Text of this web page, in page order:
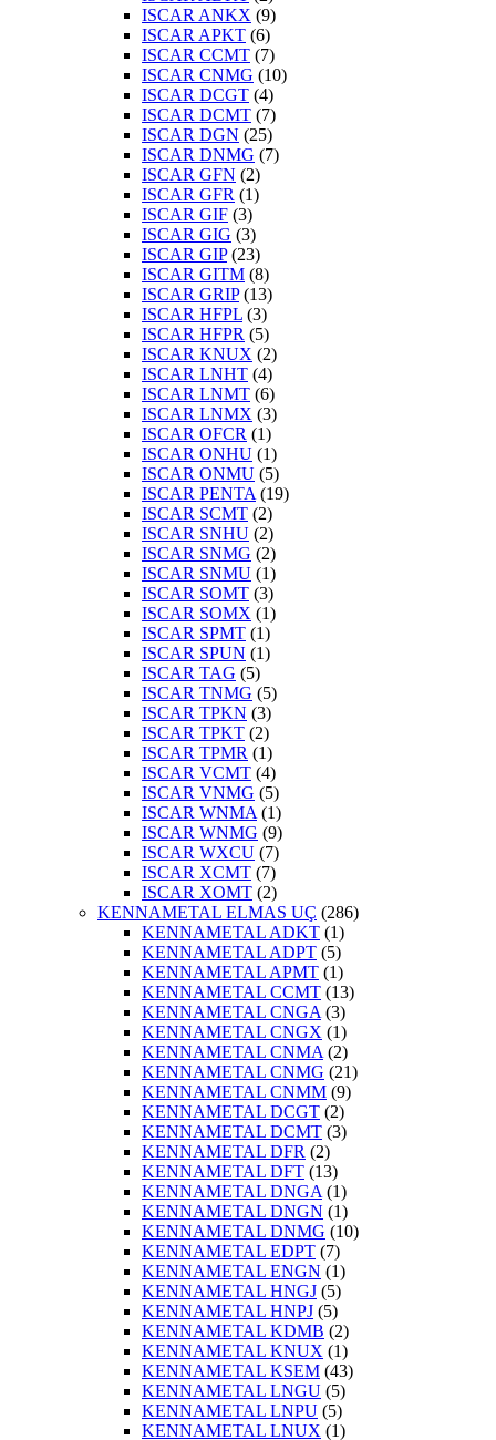
ISCAR ANKX (9)
ISCAR APKT (6)
ISCAR CCMT (7)
ISCAR CNMG (10)
ISCAR DCGT (4)
ISCAR DCMT (7)
ISCAR DGN (25)
ISCAR DNMG (7)
ISCAR GFN (2)
ISCAR GFR (1)
ISCAR GIF (3)
ISCAR GIG (3)
ISCAR GIP(23)
ISCAR GITM (8)
ISCAR GRIP(13)
ISCAR HFPL (3)
ISCAR HFPR (5)
ISCAR KNUX (2)
ISCAR LNHT (4)
ISCAR LNMT (6)
ISCAR LNMX (3)
ISCAR OFCR (1)
ISCAR ONHU (1)
ISCAR ONMU (5)
ISCAR PENTA (19)
ISCAR SCMT (2)
ISCAR SNHU (2)
ISCAR SNMG (2)
ISCAR SNMU (1)
ISCAR SOMT (3)
ISCAR SOMX (1)
ISCAR SPMT (1)
ISCAR SPUN (1)
ISCAR TAG (5)
ISCAR TNMG (5)
ISCAR TPKN (3)
ISCAR TPKT (2)
ISCAR TPMR (1)
ISCAR VCMT (4)
ISCAR VNMG (5)
ISCAR WNMA (1)
ISCAR WNMG (9)
ISCAR WXCU (7)
ISCAR XCMT (7)
ISCAR XOMT (2)
KENNAMETAL ELMAS UÇ (286)
KENNAMETAL ADKT (1)
KENNAMETAL ADPT (5)
KENNAMETAL APMT (1)
KENNAMETAL CCMT (13)
KENNAMETAL CNGA (3)
KENNAMETAL CNGX (1)
KENNAMETAL CNMA (2)
KENNAMETAL CNMG (21)
KENNAMETAL CNMM (9)
KENNAMETAL DCGT (2)
KENNAMETAL DCMT (3)
KENNAMETAL DFR (2)
KENNAMETAL DFT (13)
KENNAMETAL DNGA (1)
KENNAMETAL DNGN (1)
KENNAMETAL DNMG (10)
KENNAMETAL EDPT (7)
KENNAMETAL ENGN (1)
KENNAMETAL HNGJ (5)
KENNAMETAL HNPJ (5)
KENNAMETAL KDMB (2)
KENNAMETAL KNUX (1)
KENNAMETAL KSEM (43)
KENNAMETAL LNGU (5)
KENNAMETAL LNPU (5)
KENNAMETAL LNUX (1)